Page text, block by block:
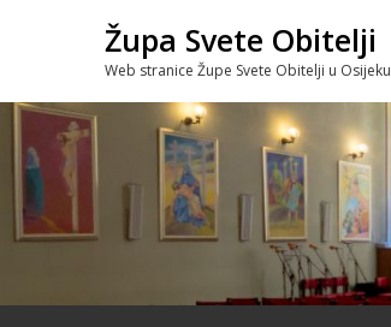
Župa Svete Obitelji
Web stranice Župe Svete Obitelji u Osijeku